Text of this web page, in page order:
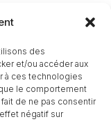
des
et/ou accéder aux
à ces technologies
le comportement
de ne pas consentir
négatif sur